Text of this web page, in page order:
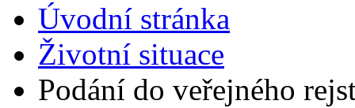
Úvodní stránka
Životní situace
Podání do veřejného